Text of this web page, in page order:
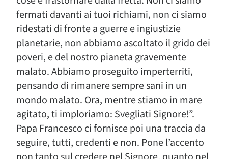
fermati davanti ai tuoi richiami, non ci siamo
ridestati di fronte a guerre e ingiustizie
planetarie, non abbiamo ascoltato il grido dei
poveri, e del nostro pianeta gravemente
malato. Abbiamo proseguito imperterriti,
pensando di rimanere sempre sani in un
mondo malato. Ora, mentre stiamo in mare
agitato, ti imploriamo: Svegliati Signore!”.
Papa Francesco ci fornisce poi una traccia da
seguire, tutti, credenti e non. Pone l’accento